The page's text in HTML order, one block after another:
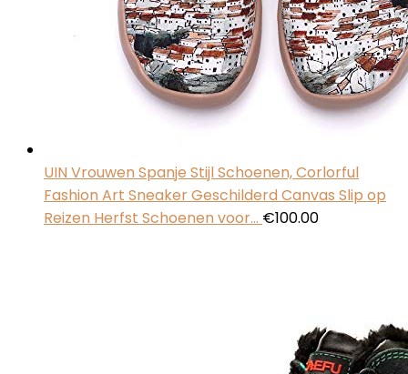
UIN Vrouwen Spanje Stijl Schoenen, Corlorful
Fashion Art Sneaker Geschilderd Canvas Slip op
Reizen Herfst Schoenen voor… €100.00